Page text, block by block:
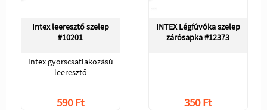
Intex leeresztő szelep
#10201
Intex gyorscsatlakozású
leeresztő
590 Ft
INTEX Légfúvóka szelep
zárósapka #12373
350 Ft